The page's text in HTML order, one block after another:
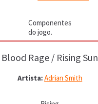
Componentes
do jogo.
Blood Rage / Rising Sun
Artista:Adrian Smith